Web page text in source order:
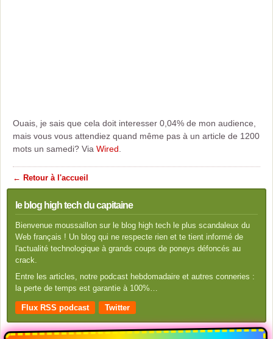
Ouais, je sais que cela doit interesser 0,04% de mon audience,
mais vous vous attendiez quand même pas à un article de 1200
mots un samedi? Via Wired
← Retour à l'accueil
le blog high tech du capitaine
Bienvenue moussaillon sur le blog high tech le plus scandaleux du
Web français ! Un blog qui ne respecte rien et te tient informé de
l'actualité technologique à grands coups de poneys défoncés au
crack.
Entre les articles, notre podcast hebdomadaire et autres conneries :
la perte de temps est garantie à 100%…
Flux RSS podcast Twitter